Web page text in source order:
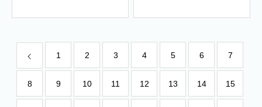
1 2 3 4 5 6 7
8 9 10 11 12 13 14 15